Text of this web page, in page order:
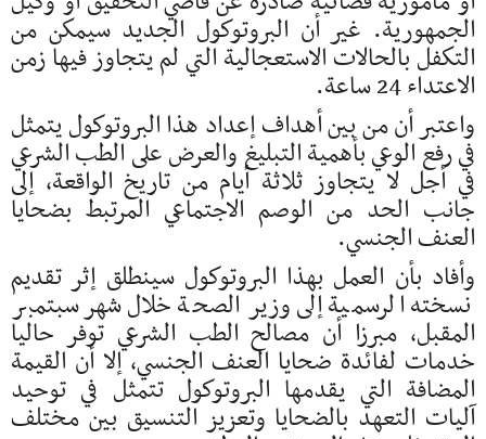
الجمهورية. غير أن البروتوكول الجديد سيمكن من
التكفل بالحالات الاستعجالية التي لم يتجاوز فيها زمن
الاعتداء 24 ساعة.
واعتبر أن من بين أهداف إعداد هذا البروتوكول يتمثل
في رفع الوعي بأهمية التبليغ والعرض على الطب الشرعي
في أجل لا يتجاوز ثلاثة أيام من تاريخ الواقعة، إلى
جانب الحد من الوصم الاجتماعي المرتبط بضحايا
العنف الجنسي.
وأفاد بأن العمل بهذا البروتوكول سينطلق إثر تقديم
نسخته الرسمية إلى وزير الصحة خلال شهر سبتمبر
المقبل، مبرزا أن مصالح الطب الشرعي توفر حاليا
خدمات لفائدة ضحايا العنف الجنسي، إلا أن القيمة
المضافة التي يقدمها البروتوكول تتمثل في توحيد
آليات التعهد بالضحايا وتعزيز التنسيق بين مختلف